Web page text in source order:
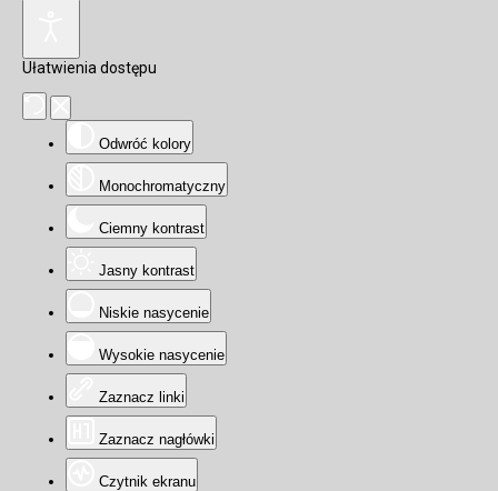
Ułatwienia dostępu
Odwróć kolory
Monochromatyczny
Ciemny kontrast
Jasny kontrast
Niskie nasycenie
Wysokie nasycenie
Zaznacz linki
Zaznacz nagłówki
Czytnik ekranu